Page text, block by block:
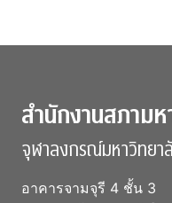
สำนักงานสภาม
จุฬาลงกรณ์มหาวิทยา
อาคารจามจุรี 4 ชั้น 3